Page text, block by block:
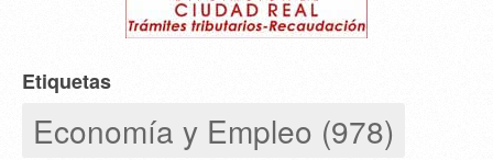
Etiquetas
Economía y Empleo (978)